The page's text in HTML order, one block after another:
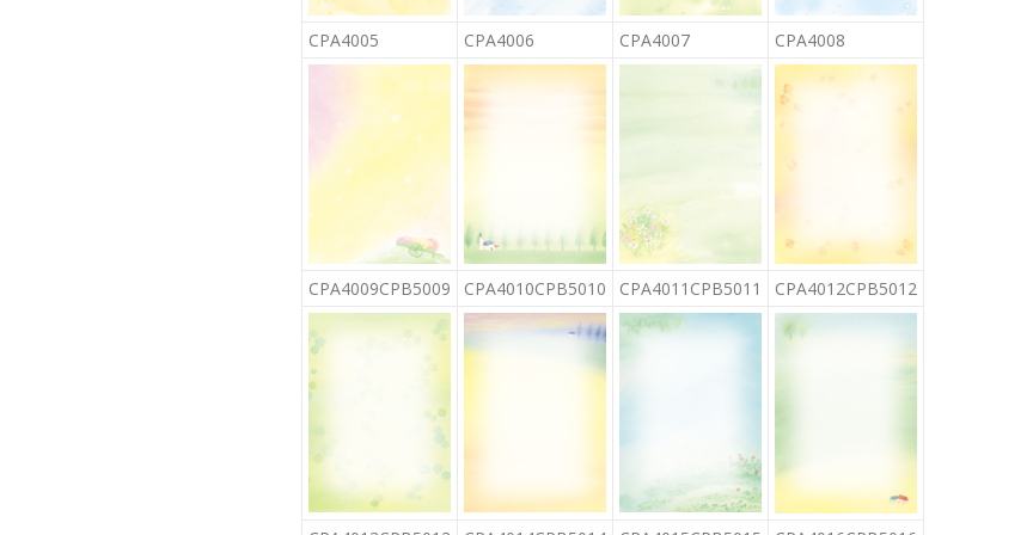
CPA4005 CPA4006 CPA4007 CPA4008
CPA4009CPB5009 CPA4010CPB5010 CPA4011CPB5011 CPA4012CPB5012